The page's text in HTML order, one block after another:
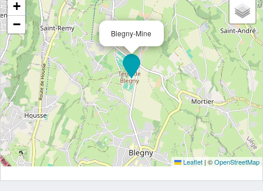
Blegny-Mine
+
−
Leaflet | ©OpenStreetMap